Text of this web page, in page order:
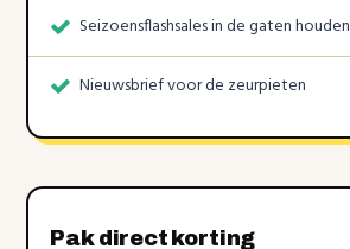
Seizoensflashsales in de gaten houden
Nieuwsbrief voor de zeurpieten
Pak direct korting